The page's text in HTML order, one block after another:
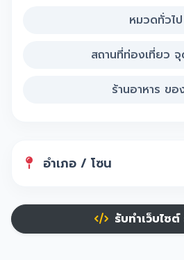
หมวดทั่วไป
สถานที่ท่องเที่ยว
ร้านอาหาร ขอ
อำเภอ / โซน
รับทำเว็บไซ